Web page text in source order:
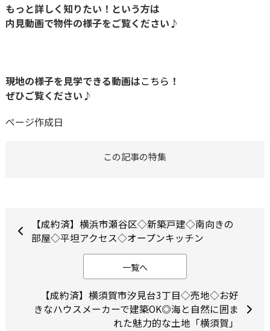
もっと詳しく知りたい！という方は
内見動画で物件の様子をご覧ください♪
現地の様子を見学できる動画はこちら ！
ぜひご覧ください♪
ページ作成日
この記事の特集
【成約済】横浜市瀬谷区◇新築戸建◇南向きの
部屋◇平坦アクセス◇オープンキッチン
一覧へ
【成約済】横須賀市汐見台3丁目◇売地◇お好
きなハウスメーカーで建築OK◎海と自然に囲ま
れた魅力的な土地「横須賀」